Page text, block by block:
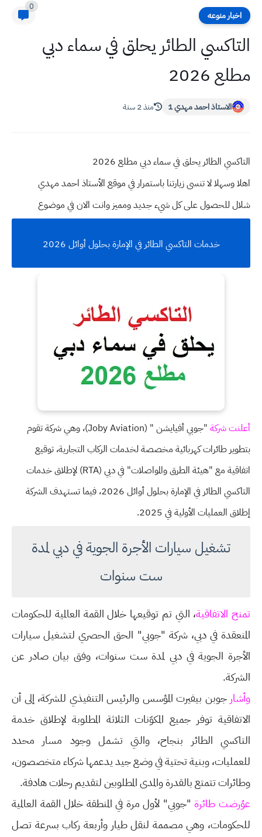
اخبار منوعه
0
التاكسي الطائر يحلق في سماء دبي
مطلع 2026
الاستاذ احمد مهدي 1 منذ 2 سنة
التاكسي الطائر يحلق في سماء دبي مطلع 2026
اهلا وسهلالا تنسى زيارتنا باستمرار في موقع الأستاذ احمد مهدي
شلال للحصول على كل شيء جديد ومميز وانت الان في موضوع
خدمات التاكسي الطائر في الإمارة بحلول أوائل 2026
أعلنت شركة
"جوبي أفيايشن " (Joby Aviation)، وهي شركة تقوم
بتطوير طائرات كهربائية مخصصة لخدمات الركاب التجارية، توقيع
اتفاقية مع "هيئة الطرق والمواصلات" في دبي (RTA) لإطلاق خدمات
التاكسي الطائر في الإمارة بحلول أوائل 2026، فيما تستهدف الشركة
إطلاق العمليات الأولية في 2025.
تشغيل سيارات الأجرة الجوية في دبي لمدة
ست سنوات
تمنح الاتفاقية، التي تم توقيعها خلال القمة العالمية للحكومات
المنعقدة في دبي، شركة "جوبي" الحق الحصري لتشغيل سيارات
الأجرة الجوية في دبي لمدة ست سنوات، وفق بيان صادر عن
الشركة.
وأشارجوبن بيفيرت المؤسس والرئيس التنفيذي للشركة، إلى أن
الاتفاقية توفر جميع المكوّنات الثلاثة المطلوبة لإطلاق خدمة
التاكسي الطائر بنجاح، والتي تشمل وجود مسار محدد
للعمليات، وبنية تحتية في وضع جيد يدعمها شركاء متخصصون،
وطائرات تتمتع بالقدرة والمدى المطلوبين لتقديم رحلات هادفة.
عوُرضت طائرة"جوبي" لأول مرة في المنطقة خلال القمة العالمية
للحكومات، وهي مصممة لنقل طيار وأربعة ركاب بسرعة تصل